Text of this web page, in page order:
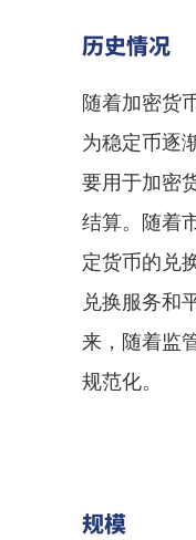
历史情况
随着加密货
为稳定币逐
要用于加密
结算。随着
定货币的兑
兑换服务和
来，随着监
规范化。
规模